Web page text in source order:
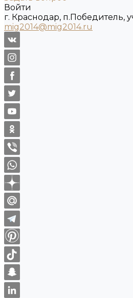
Войти
г. Краснодар, п.Победитель,
mig2014@mig2014.ru